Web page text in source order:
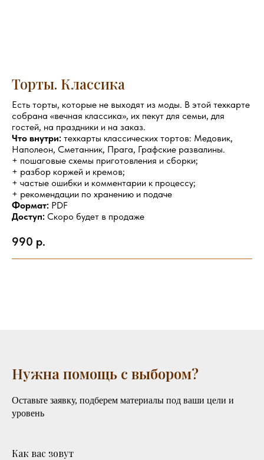
Торты. Классика
Есть торты, которые не выходят из моды. В этой техкарте
собрана «вечная классика», их пекут для семьи, для
гостей, на праздники и на заказ.
Что внутри: техкарты классических тортов: Медовик,
Наполеон, Сметанник, Прага, Графские развалины.
+ пошаговые схемы приготовления и сборки;
+ разбор коржей и кремов;
+ частые ошибки и комментарии к процессу;
+ рекомендации по хранению и подаче
Формат: PDF
Доступ: Скоро будет в продаже
990 р.
Нужна помощь с выбором?
Оставьте заявку, подберем материалы под ваши цели и
уровень
Как вас зовут